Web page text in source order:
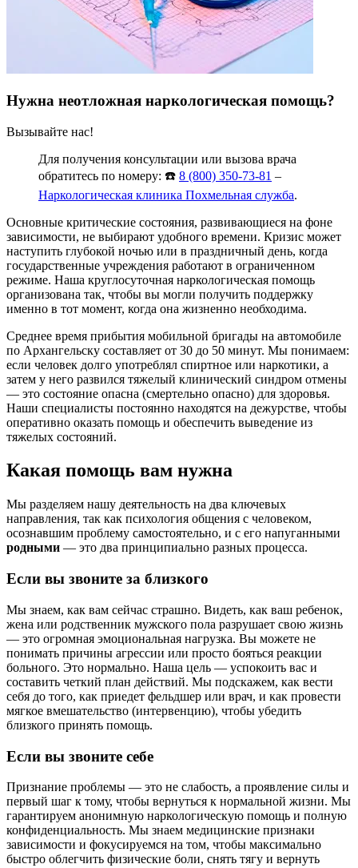
Нужна неотложная наркологическая помощь?
Вызывайте нас!
Для получения консультации или вызова врача
обратитесь по номеру: ☎️ 8 (800) 350-73-81 –
Наркологическая клиника Похмельная служба.
Основные критические состояния, развивающиеся на фоне
зависимости, не выбирают удобного времени. Кризис может
наступить глубокой ночью или в праздничный день, когда
государственные учреждения работают в ограниченном
режиме. Наша круглосуточная наркологическая помощь
организована так, чтобы вы могли получить поддержку
именно в тот момент, когда она жизненно необходима.
Среднее время прибытия мобильной бригады на автомобиле
по Архангельску составляет от 30 до 50 минут. Мы понимаем:
если человек долго употреблял спиртное или наркотики, а
затем у него развился тяжелый клинический синдром отмены
— это состояние опасна (смертельно опасно) для здоровья.
Наши специалисты постоянно находятся на дежурстве, чтобы
оперативно оказать помощь и обеспечить выведение из
тяжелых состояний.
Какая помощь вам нужна
Мы разделяем нашу деятельность на два ключевых
направления, так как психология общения с человеком,
осознавшим проблему самостоятельно, и с его напуганными
родными — это два принципиально разных процесса.
Если вы звоните за близкого
Мы знаем, как вам сейчас страшно. Видеть, как ваш ребенок,
жена или родственник мужского пола разрушает свою жизнь
— это огромная эмоциональная нагрузка. Вы можете не
понимать причины агрессии или просто бояться реакции
больного. Это нормально. Наша цель — успокоить вас и
составить четкий план действий. Мы подскажем, как вести
себя до того, как приедет фельдшер или врач, и как провести
мягкое вмешательство (интервенцию), чтобы убедить
близкого принять помощь.
Если вы звоните себе
Признание проблемы — это не слабость, а проявление силы и
первый шаг к тому, чтобы вернуться к нормальной жизни. Мы
гарантируем анонимную наркологическую помощь и полную
конфиденциальность. Мы знаем медицинские признаки
зависимости и фокусируемся на том, чтобы максимально
быстро облегчить физические боли, снять тягу и вернуть